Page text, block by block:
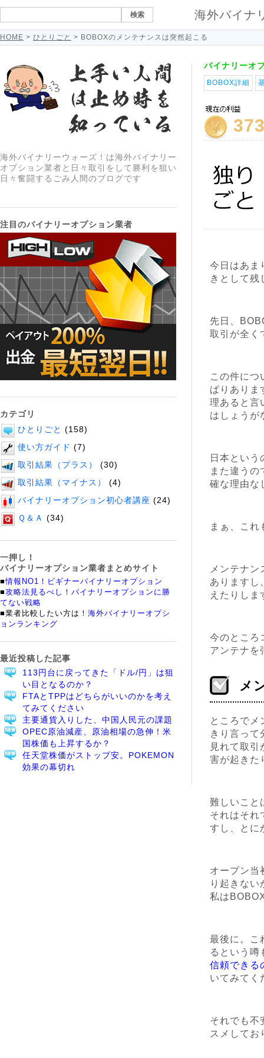
海外バイナ
HOME > ひとりごと > BOBOXのメンテナンスは突然起こる
バイナリーオ
BOBOX詳細
今日はあま
きとして残
先日、
取引が全く
この件につ
ぱりありま
理あると言
はしょうが
日本とい
また違う
確な理由な
まぁ、これ
メンテナ
ありますし
えたりしま
今のところ
アンテナを
メ
ところでメ
きり言って
見れて取
害が起きた
難しいこと
それはそれ
すし、とに
オープン当
り起きな
私は
最後に。こ
るという噂
信頼できる
いてみてく
それでも不
スメしてお
海外バイナリーウォーズ！は海外バイナリー
オプション業者と日々取引をして勝利を狙い
日々奮闘するごみ人間のブログです
注目のバイナリーオプション業者
カテゴリ
ひとりごと (158)
使い方ガイド (7)
取引結果（プラス）
(30)
取引結果（マイナス）
(4)
バイナリーオプション初心者講座 (24)
Ｑ＆Ａ (34)
一押し！
バイナリーオプション業者まとめサイト
■情報NO1！ビギナーバイナリーオプション
■攻略法見るべし！バイナリーオプションに勝
てない戦略
■業者比較したい方は！ 海外バイナリーオプシ
ョンランキング
最近投稿した記事
113円台に戻ってきた「ドル/円」は狙
い目となるのか？
FTAとTPPはどちらがいいのかを考え
てみてください
主要通貨入りした、中国人民元の課題
OPEC原油減産、原油相場の急伸！米
国株価も上昇するか？
任天堂株価がストップ安。POKEMON
効果の幕切れ